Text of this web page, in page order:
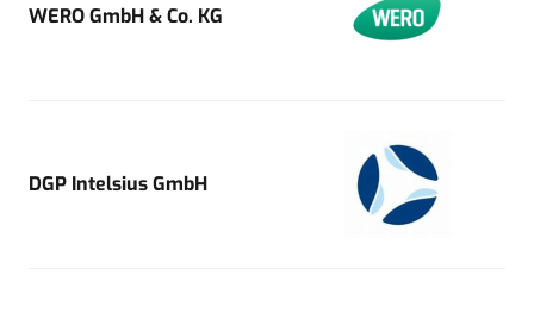
WERO GmbH & Co. KG
DGP Intelsius GmbH